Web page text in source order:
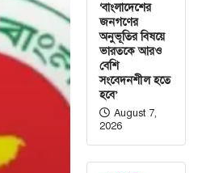
‘বাংলাদেশের
জনগণের
অনুভূতির বিষয়ে
ভারতকে আরও
বেশি
সংবেদনশীল হতে
হবে’
August 7,
2026